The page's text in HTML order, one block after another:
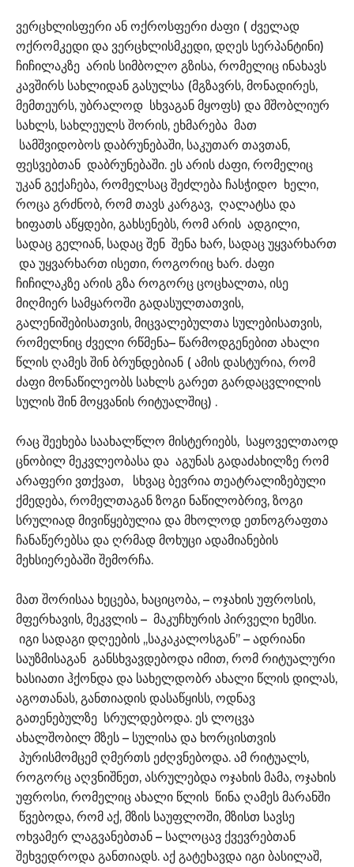
ვერცხლისფერი ან ოქროსფერი ძაფი ( ძველად
ოქრომკედი და ვერცხლისმკედი, დღეს სერპანტინი)
ჩიჩილაკზე არის სიმბოლო გზისა, რომელიც ინახავს
კავშირს სახლიდან გასულსა (მგზავრს, მონადირეს,
მემთეურს, უბრალოდ სხვაგან მყოფს) და მშობლიურ
სახლს, სახლეულს შორის, ეხმარება მათ
სამშვიდობოს დაბრუნებაში, საკუთარ თავთან,
ფესვებთან დაბრუნებაში. ეს არის ძაფი, რომელიც
უკან გექაჩება, რომელსაც შეძლება ჩასჭიდო ხელი,
როცა გრძნობ, რომ თავს კარგავ, ღალატსა და
ხიფათს აწყდები, გახსენებს, რომ არის ადგილი,
სადაც გელიან, სადაც შენ შენა ხარ, სადაც უყვარხართ
და უყვარხართ ისეთი, როგორიც ხარ. ძაფი
ჩიჩილაკზე არის გზა როგორც ცოცხალთა, ისე
მიღმიერ სამყაროში გადასულთათვის,
გალენიშებისათვის, მიცვალებულთა სულებისათვის,
რომელნიც ძველი რწმენა– წარმოდგენებით ახალი
წლის ღამეს შინ ბრუნდებიან ( ამის დასტურია, რომ
ძაფი მონაწილეობს სახლს გარეთ გარდაცვლილის
სულის შინ მოყვანის რიტუალშიც) .
რაც შეეხება საახალწლო მისტერიებს, საყოველთაოდ
ცნობილ მეკვლეობასა და აგუნას გადაძახილზე რომ
არაფერი ვთქვათ, სხვაც ბევრია თეატრალიზებული
ქმედება, რომელთაგან ზოგი ნაწილობრივ, ზოგი
სრულიად მივიწყებულია და მხოლოდ ეთნოგრაფთა
ჩანაწერებსა და ღრმად მოხუცი ადამიანების
მეხსიერებაში შემორჩა.
მათ შორისაა ხეცება, ხაციცობა, – ოჯახის უფროსის,
მფერხავის, მეკვლის – მაკუჩხურის პირველი ხემსი.
იგი სადაგი დღეების ,,საკაკალოსგან’’ – ადრიანი
საუზმისაგან განსხვავდებოდა იმით, რომ რიტუალური
ხასიათი ჰქონდა და სახელდობრ ახალი წლის დილას,
აგოთანას, განთიადის დასაწყისს, ოდნავ
გათენებულზე სრულდებოდა. ეს ლოცვა
ახალშობილ მზეს – სულისა და ხორცისთვის
პურისმომცემ ღმერთს ეძღვნებოდა. ამ რიტუალს,
როგორც აღვნიშნეთ, ასრულებდა ოჯახის მამა, ოჯახის
უფროსი, რომელიც ახალი წლის წინა ღამეს მარანში
წვებოდა, რომ აქ, მზის საუფლოში, მზისთ სავსე
ოხვამერ ლაგვანებთან – სალოცავ ქვევრებთან
შეხვედროდა განთიადს. აქ გატეხავდა იგი ბასილაშ,